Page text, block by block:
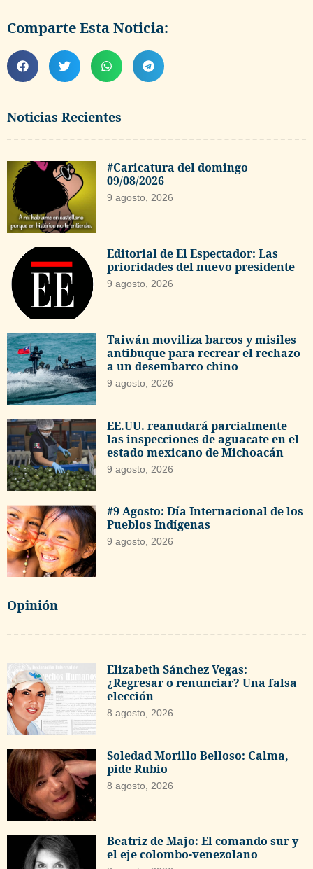
Noticias Recientes
#Caricatura del domingo
09/08/2026
9 agosto, 2026
Editorial de El Espectador: Las
prioridades del nuevo presidente
9 agosto, 2026
Taiwán moviliza barcos y misiles
antibuque para recrear el rechazo
a un desembarco chino
9 agosto, 2026
EE.UU. reanudará parcialmente
las inspecciones de aguacate en el
estado mexicano de Michoacán
9 agosto, 2026
#9 Agosto: Día Internacional de los
Pueblos Indígenas
9 agosto, 2026
Opinión
Elizabeth Sánchez Vegas:
¿Regresar o renunciar? Una falsa
elección
8 agosto, 2026
Soledad Morillo Belloso: Calma,
pide Rubio
8 agosto, 2026
Beatriz de Majo: El comando sur y
el eje colombo-venezolano
Comparte Esta Noticia: